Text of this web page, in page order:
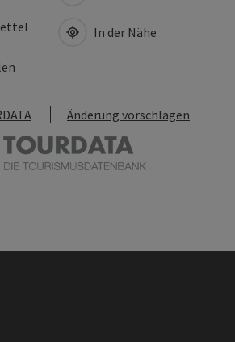
In der Nähe
Änderung vorschlagen